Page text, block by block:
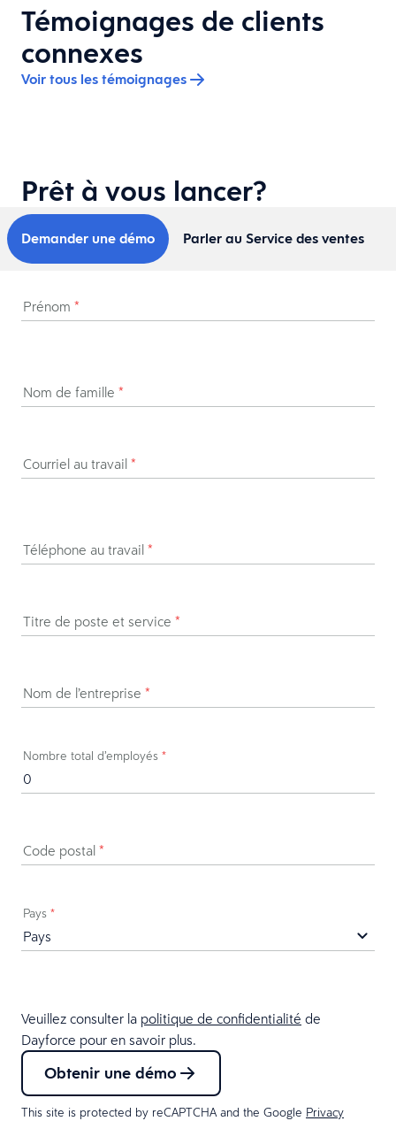
Témoignages de clients
connexes
Voir tous les témoignages
Prêt à vous lancer?
Demander une démo Parler au Service des ventes
Prénom *
Nom de famille *
Courriel au travail *
Téléphone au travail *
Titre de poste et service *
Nom de l’entreprise *
Nombre total d’employés *
Code postal *
Pays *
Veuillez consulter la politique de confidentialité de
Dayforce pour en savoir plus.
Obtenir une démo
This site is protected by reCAPTCHA and the Google Privacy